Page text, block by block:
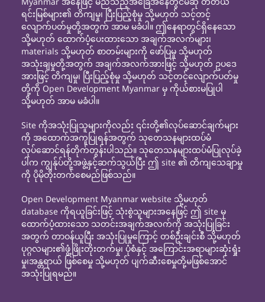
ရင်းမြစ်များ၏ တိကျမှု၊ ပြီးပြည့်စုံမှု သို့မဟုတ် သင့်တင့်
လျောက်ပတ်မှုတို့အတွက် အာမ မခံပါ။ ဤနေရာတွင်ရှိနေသော
သို့မဟုတ် ထောက်ပံ့ပေးထားသော အချက်အလက်များ၊
materials သို့မဟုတ် စာတမ်းများကို ဖော်ပြမှု သို့မဟုတ်
အသုံးချမှုတို့အတွက် အချက်အလက်အားဖြင့် သို့မဟုတ် ဥပဒေ
အားဖြင့် တိကျမှု၊ ပြီးပြည့်စုံမှု သို့မဟုတ် သင့်တင့်လျောက်ပတ်မှု
တို့ကို Open Development Myanmar မှ ကိုယ်စားမပြုပါ
သို့မဟုတ် အာမ မခံပါ။
Site ကိုအသုံးပြုသူများကိုလည်း ၎င်းတို့၏လုပ်ဆောင်ချက်များ
ကို အထောက်အကူပြုရန်အတွက် သုတေသနများထပ်မံ
လုပ်ဆောင်ရန်တိုက်တွန်းပါသည်။ သုတေသနများထပ်မံပြုလုပ်ခဲ့
ပါက ကျွန်ုပ်တို့အဖွဲ့နှင့်ဆက်သွယ်ပြီး ဤ site ၏ တိကျသေချာမှု
ကို ပိုမိုတိုးတက်စေမည်ဖြစ်သည်။
Open Development Myanmar website သို့မဟုတ်
database ကိုရယူခြင်းဖြင့် သုံးစွဲသူများအနေဖြင့် ဤ site မှ
ထောက်ပံ့ထားသော သတင်းအချက်အလက်ကို အသုံးပြုခြင်း
အတွက် တာဝန်ယူပြီး အသုံးပြုမှုကြောင့် တစ်ဦးချင်းစီ သို့မဟုတ်
ပုဂ္ဂလများ၏ဖွံ့ဖြိုးတိုးတက်မှု၊ ပုံစံနှင့် အကြောင်းအရာများဆုံးရှုံး
မှု၊အန္တရာယ် ဖြစ်စေမှု သို့မဟုတ် ပျက်ဆီးစေမှုတို့မဖြစ်အောင်
အသုံးပြုရမည်။